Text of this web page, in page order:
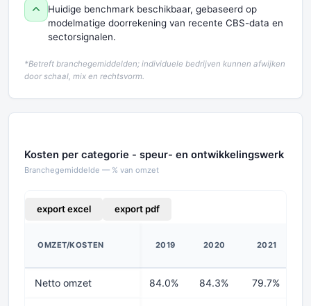
Huidige benchmark beschikbaar, gebaseerd op
modelmatige doorrekening van recente CBS-data en
sectorsignalen.
*Betreft branchegemiddelden; individuele bedrijven kunnen afwijken
door schaal, mix en rechtsvorm.
Kosten per categorie - speur- en ontwikkelingswerk
Branchegemiddelde — % van omzet
export excel export pdf
OMZET/KOSTEN 2019 2020 2021
Netto omzet 84.0% 84.3% 79.7%